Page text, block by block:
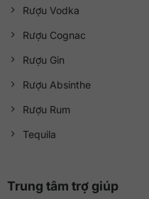
Rượu Vodka
Rượu Cognac
Rượu Gin
Rượu Absinthe
Rượu Rum
Tequila
Trung tâm trợ giúp